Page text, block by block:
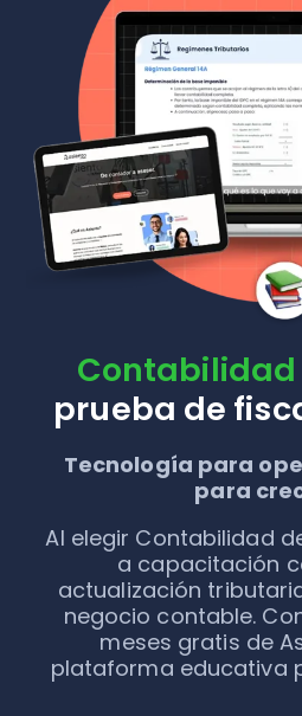
prueba de
Tecnología para
para
Al elegir Contabilidad
a capacitación
actualización
negocio contable.
meses gratis de
plataforma educativa